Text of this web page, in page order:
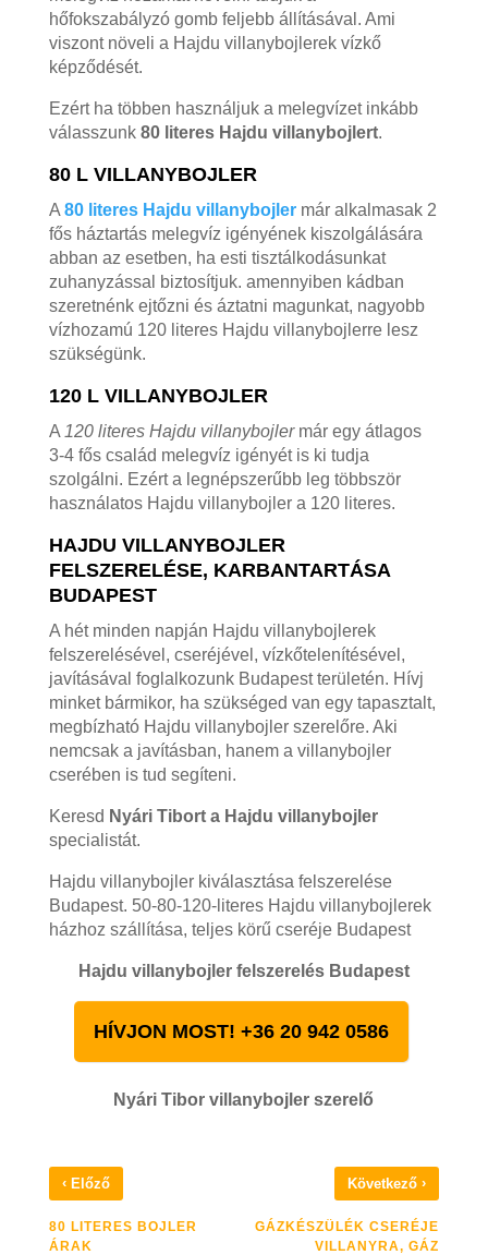
hőfokszabályzó gomb feljebb állításával. Ami
viszont növeli a Hajdu villanybojlerek vízkő
képződését.
Ezért ha többen használjuk a melegvízet inkább
válasszunk 80 literes Hajdu villanybojlert.
80 L VILLANYBOJLER
A 80 literes Hajdu villanybojlermár alkalmasak 2
fős háztartás melegvíz igényének kiszolgálására
abban az esetben, ha esti tisztálkodásunkat
zuhanyzással biztosítjuk. amennyiben kádban
szeretnénk ejtőzni és áztatni magunkat, nagyobb
vízhozamú 120 literes Hajdu villanybojlerre lesz
szükségünk.
120 L VILLANYBOJLER
A 120 literes Hajdu villanybojlermár egy átlagos
3-4 fős család melegvíz igényét is ki tudja
szolgálni. Ezért a legnépszerűbb leg többször
használatos Hajdu villanybojler a 120 literes.
HAJDU VILLANYBOJLER
FELSZERELÉSE, KARBANTARTÁSA
BUDAPEST
A hét minden napján Hajdu villanybojlerek
felszerelésével, cseréjével, vízkőtelenítésével,
javításával foglalkozunk Budapest területén. Hívj
minket bármikor, ha szükséged van egy tapasztalt,
megbízható Hajdu villanybojler szerelőre. Aki
nemcsak a javításban, hanem a villanybojler
cserében is tud segíteni.
Keresd Nyári Tibort a Hajdu villanybojler
specialistát.
Hajdu villanybojler kiválasztása felszerelése
Budapest. 50-80-120-literes Hajdu villanybojlerek
házhoz szállítása, teljes körű cseréje Budapest
Hajdu villanybojler felszerelés Budapest
HÍVJON MOST! +36 20 942 0586
Nyári Tibor villanybojler szerelő
‹Előző
80 LITERES BOJLER
ÁRAK
Következő›
GÁZKÉSZÜLÉK CSERÉJE
VILLANYRA, GÁZ